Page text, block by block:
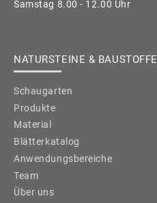
Samstag 8.00 - 12.00 Uhr
NATURSTEINE & BAUSTOFFE
Schaugarten
Produkte
Material
Blätterkatalog
Anwendungsbereiche
Team
Über uns